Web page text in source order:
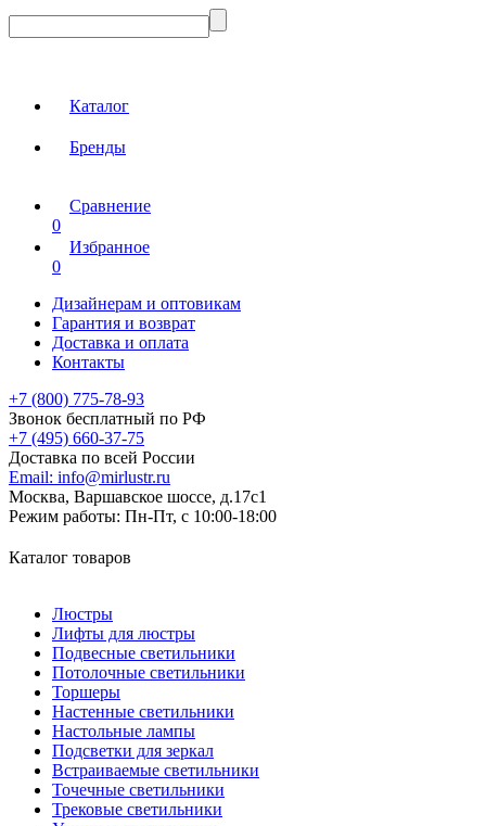
Каталог
Бренды
Сравнение
0
Избранное
0
Дизайнерам и оптовикам
Гарантия и возврат
Доставка и оплата
Контакты
+7 (800) 775-78-93
Звонок бесплатный по РФ
+7 (495) 660-37-75
Доставка по всей России
Email: info@mirlustr.ru
Москва, Варшавское шоссе, д.17c1
Режим работы: Пн-Пт, с 10:00-18:00
Каталог товаров
Люстры
Лифты для люстры
Подвесные светильники
Потолочные светильники
Торшеры
Настенные светильники
Настольные лампы
Подсветки для зеркал
Встраиваемые светильники
Точечные светильники
Трековые светильники